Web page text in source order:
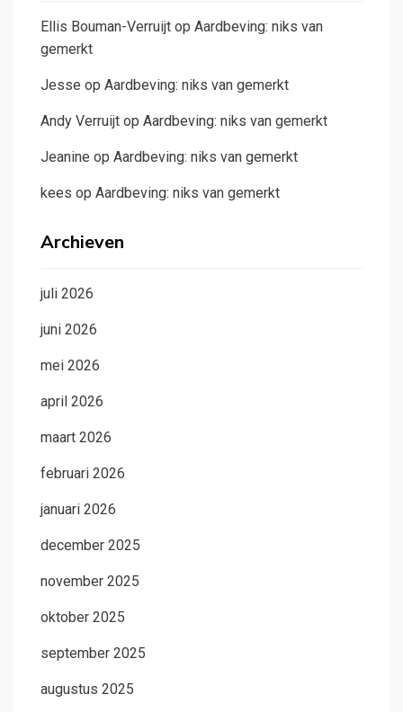
Ellis Bouman-Verruijt op Aardbeving: niks van
gemerkt
Jesse op Aardbeving: niks van gemerkt
Andy Verruijt op Aardbeving: niks van gemerkt
Jeanine op Aardbeving: niks van gemerkt
kees op Aardbeving: niks van gemerkt
Archieven
juli 2026
juni 2026
mei 2026
april 2026
maart 2026
februari 2026
januari 2026
december 2025
november 2025
oktober 2025
september 2025
augustus 2025